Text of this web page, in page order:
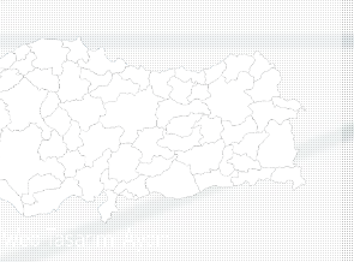
Web Tasarımı Aydın